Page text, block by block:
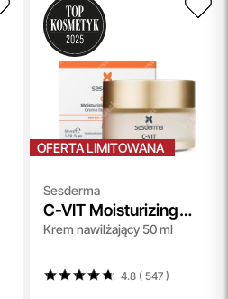
OFERTA LIMITOWANA
Sesderma
C-VIT Moisturizing
Facial Cream
Krem nawilżający 50 ml
4.8 ( 547)